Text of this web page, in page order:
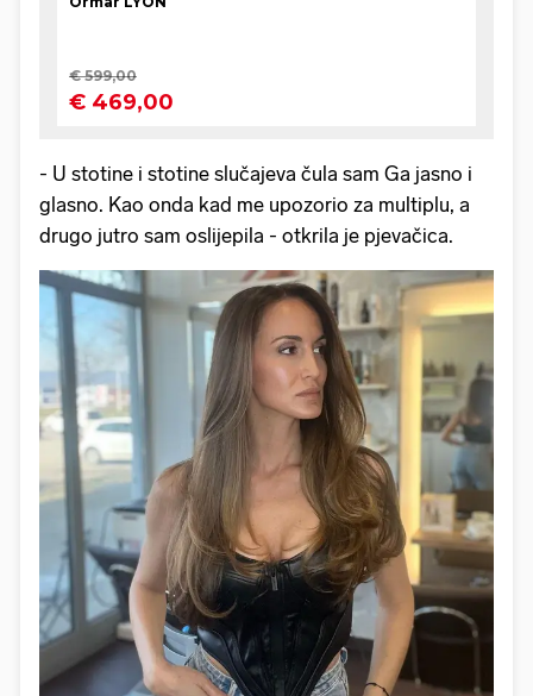
- U stotine i stotine slučajeva čula sam Ga jasno i
glasno. Kao onda kad me upozorio za multiplu, a
drugo jutro sam oslijepila - otkrila je pjevačica.